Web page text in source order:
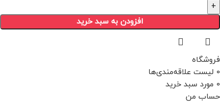
افزودن به سبد خرید
فروشگاه
0 لیست علاقه‌مندی‌ها
0 مورد سبد خرید
حساب من